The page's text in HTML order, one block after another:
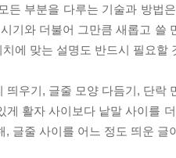
든 부분을 다루는 기술과 방법
기와 더불어 그만큼 새롭고 쓸
에 맞는 설명도 반드시 필요할
띄우기, 글줄 모양 다듬기, 단락
게 활자 사이보다 낱말 사이를
, 글줄 사이를 어느 정도 띄운 글